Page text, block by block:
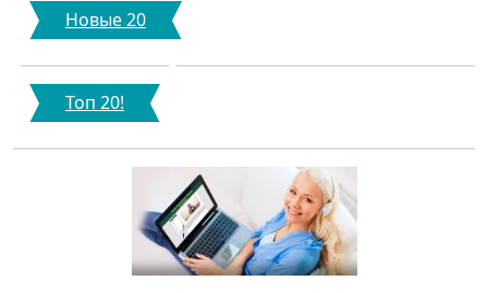
Новые 20
Топ 20!